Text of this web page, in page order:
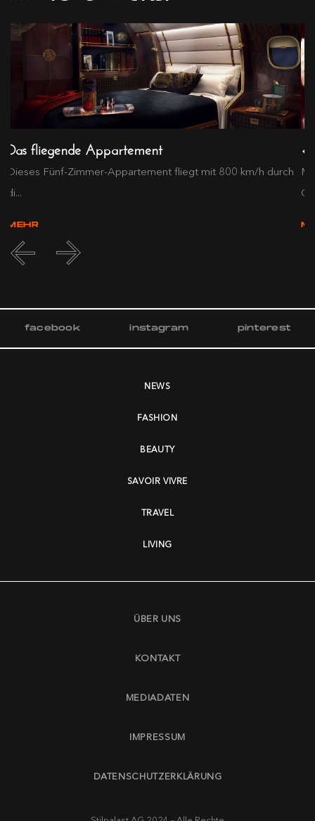
Das fliegende Appartement
Dieses Fünf-Zimmer-Appartement fliegt mit 800 km/h durch
di...
MEHR
facebook instagram pinterest
NEWS
FASHION
BEAUTY
SAVOIR VIVRE
TRAVEL
LIVING
ÜBER UNS
KONTAKT
MEDIADATEN
IMPRESSUM
DATENSCHUTZERKLÄRUNG